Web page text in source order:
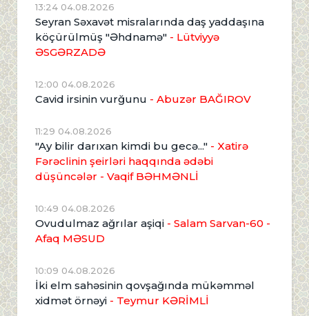
13:24 04.08.2026
Seyran Səxavət misralarında daş yaddaşına
köçürülmüş "Əhdnamə" - Lütviyyə
ƏSGƏRZADƏ
12:00 04.08.2026
Cavid irsinin vurğunu - Abuzər BAĞIROV
11:29 04.08.2026
"Ay bilir darıxan kimdi bu gecə..." - Xatirə
Fərəclinin şeirləri haqqında ədəbi
düşüncələr - Vaqif BƏHMƏNLİ
10:49 04.08.2026
Ovudulmaz ağrılar aşiqi - Salam Sarvan-60 -
Afaq MƏSUD
10:09 04.08.2026
İki elm sahəsinin qovşağında mükəmməl
xidmət örnəyi - Teymur KƏRİMLİ